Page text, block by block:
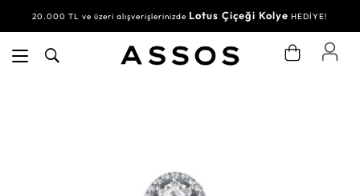
20.000 TL ve üzeri alışverişlerinizde Lotus Çiçeği Kolye HEDİYE!